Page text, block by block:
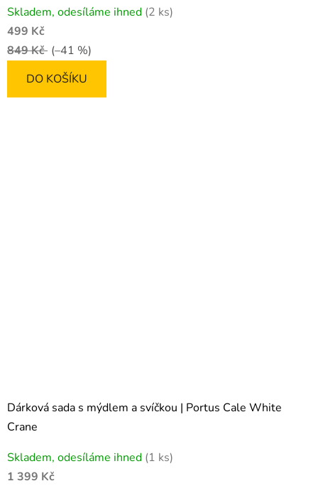
Skladem, odesíláme ihned (2 ks)
499 Kč
849 Kč (–41 %)
DO KOŠÍKU
Dárková sada s mýdlem a svíčkou | Portus Cale White
Crane
Skladem, odesíláme ihned (1 ks)
1 399 Kč